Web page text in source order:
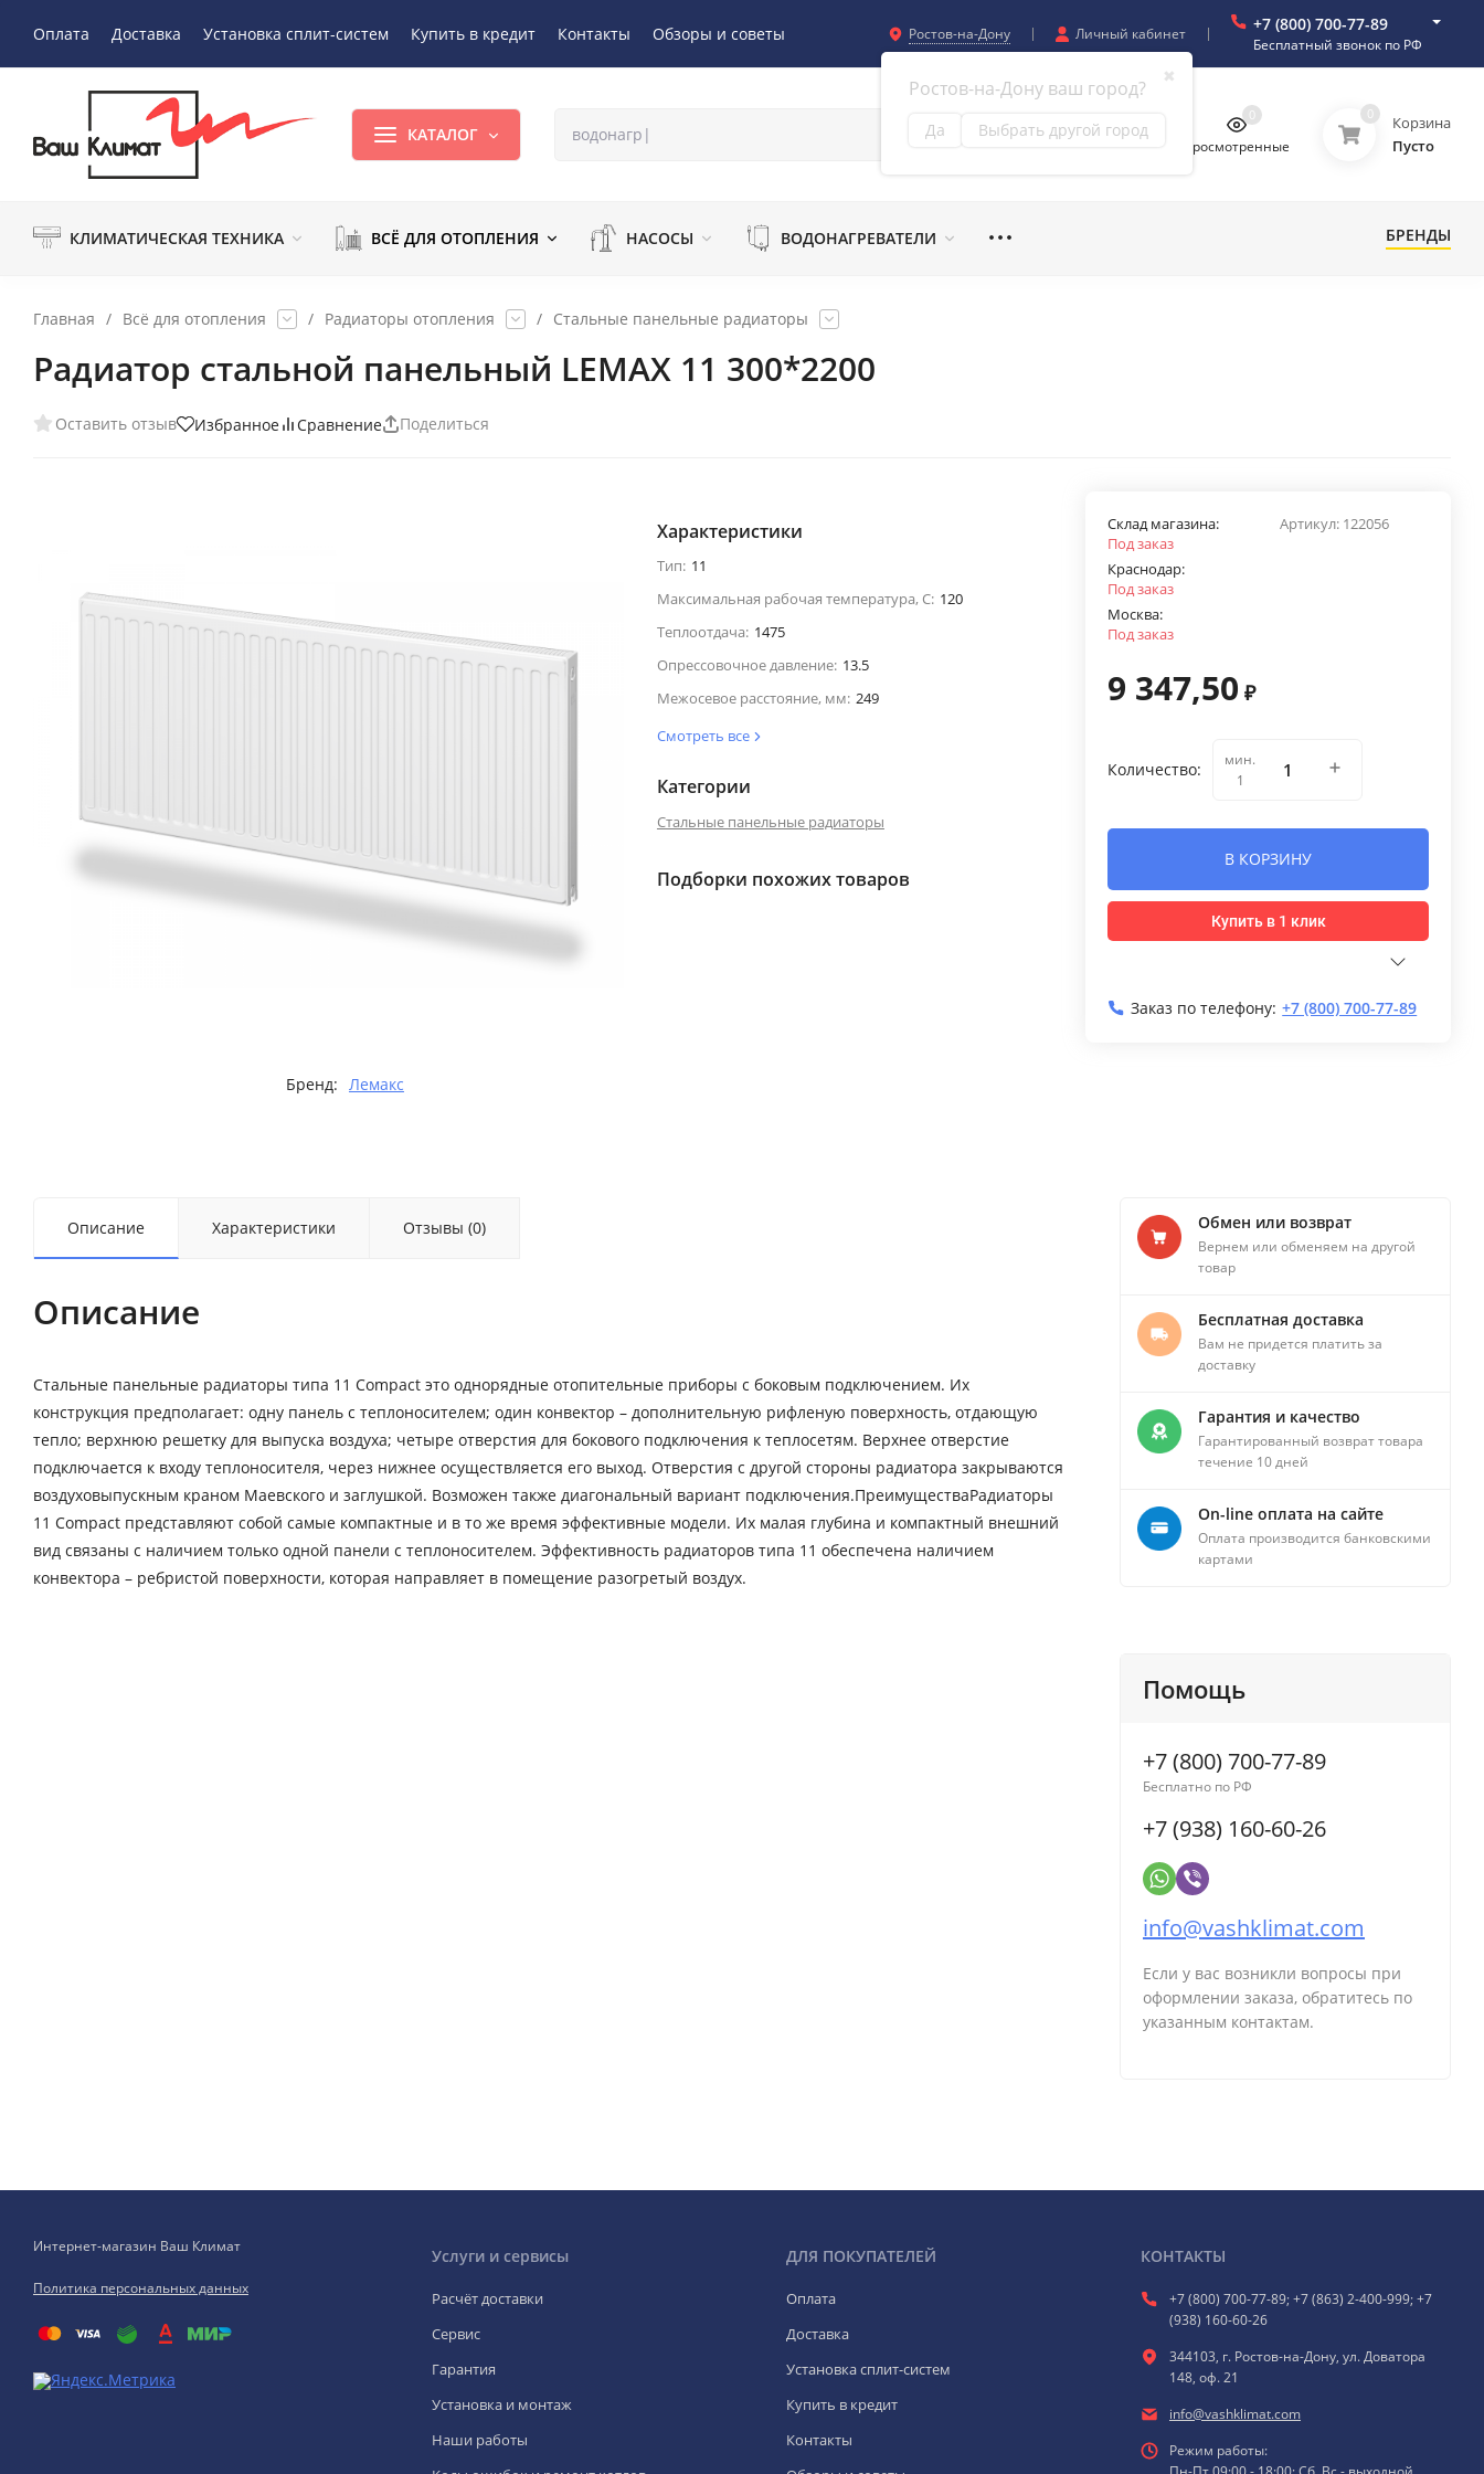
Оплата Доставка Установка сплит-систем Купить в кредит Контакты Обзоры и советы Ростов-на-Дону
✖
Ростов-на-Дону ваш город?
Да Выбрать другой город
Личный кабинет +7 (800) 700-77-89
Бесплатный звонок по РФ
КАТАЛОГ
Просмотренные
0 0
Корзина
Пусто
КЛИМАТИЧЕСКАЯ ТЕХНИКА ВСЁ ДЛЯ ОТОПЛЕНИЯ НАСОСЫ ВОДОНАГРЕВАТЕЛИ БРЕНДЫ
Главная / Всё для отопления / Радиаторы отопления / Стальные панельные радиаторы
Радиатор стальной панельный LEMAX 11 300*2200
Оставить отзыв Избранное Сравнение Поделиться
Бренд: Лемакс
Характеристики
Тип: 11
Максимальная рабочая температура, С: 120
Теплоотдача: 1475
Опрессовочное давление: 13.5
Межосевое расстояние, мм: 249
Смотреть все
Категории
Стальные панельные радиаторы
Подборки похожих товаров
Артикул: 122056
Склад магазина:
Под заказ
Краснодар:
Под заказ
Москва:
Под заказ
9 347,50 ₽
Количество:
мин.
1
В КОРЗИНУ
Купить в 1 клик
Заказ по телефону: +7 (800) 700-77-89
Описание Характеристики Отзывы (0)
Описание
Стальные панельные радиаторы типа 11 Compact это однорядные отопительные приборы с боковым подключением. Их
конструкция предполагает: одну панель с теплоносителем; один конвектор – дополнительную рифленую поверхность, отдающую
тепло; верхнюю решетку для выпуска воздуха; четыре отверстия для бокового подключения к теплосетям. Верхнее отверстие
подключается к входу теплоносителя, через нижнее осуществляется его выход. Отверстия с другой стороны радиатора закрываются
воздуховыпускным краном Маевского и заглушкой. Возможен также диагональный вариант подключения.ПреимуществаРадиаторы
11 Compact представляют собой самые компактные и в то же время эффективные модели. Их малая глубина и компактный внешний
вид связаны с наличием только одной панели с теплоносителем. Эффективность радиаторов типа 11 обеспечена наличием
конвектора – ребристой поверхности, которая направляет в помещение разогретый воздух.
Обмен или возврат
Вернем или обменяем на другой
товар
Бесплатная доставка
Вам не придется платить за
доставку
Гарантия и качество
Гарантированный возврат товара
течение 10 дней
On-line оплата на сайте
Оплата производится банковскими
картами
Помощь
+7 (800) 700-77-89
Бесплатно по РФ
+7 (938) 160-60-26
info@vashklimat.com
Если у вас возникли вопросы при
оформлении заказа, обратитесь по
указанным контактам.
Интернет-магазин Ваш Климат
Политика персональных данных
Услуги и сервисы
Расчёт доставки
Сервис
Гарантия
Установка и монтаж
Наши работы
ДЛЯ ПОКУПАТЕЛЕЙ
Оплата
Доставка
Установка сплит-систем
Купить в кредит
Контакты
КОНТАКТЫ
+7 (800) 700-77-89; +7 (863) 2-400-999; +7
(938) 160-60-26
344103, г. Ростов-на-Дону, ул. Доватора
148, оф. 21
info@vashklimat.com
Режим работы: